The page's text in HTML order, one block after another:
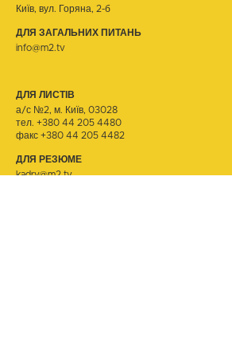
Київ, вул. Горяна, 2-б
ДЛЯ ЗАГАЛЬНИХ ПИТАНЬ
info@m2.tv
ДЛЯ ЛИСТІВ
а/с №2, м. Київ, 03028
тел. +380 44 205 4480
факс +380 44 205 4482
ДЛЯ РЕЗЮМЕ
kadry@m2.tv